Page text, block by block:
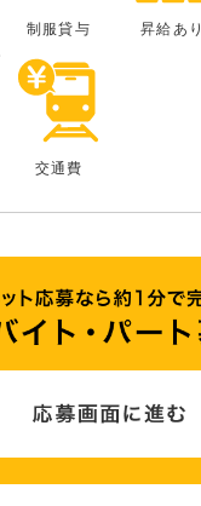
制服貸与 昇給あり
交通費